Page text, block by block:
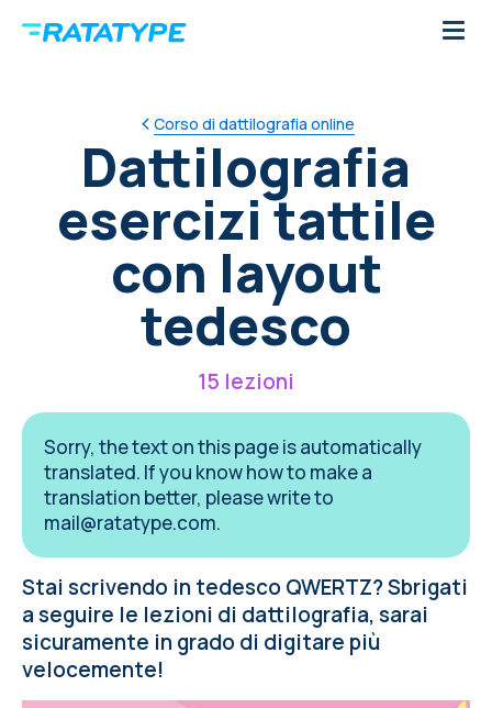
Сorso di dattilografia online
Dattilografia
esercizi tattile
con layout
tedesco
15 lezioni
Sorry, the text on this page is automatically
translated. If you know how to make a
translation better, please write to
mail@ratatype.com.
Stai scrivendo in tedesco QWERTZ? Sbrigati
a seguire le lezioni di dattilografia, sarai
sicuramente in grado di digitare più
velocemente!